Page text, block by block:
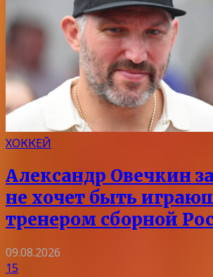
ХОККЕЙ
Александр Овечкин
не хочет быть
тренером сборной
09.08.2026
15